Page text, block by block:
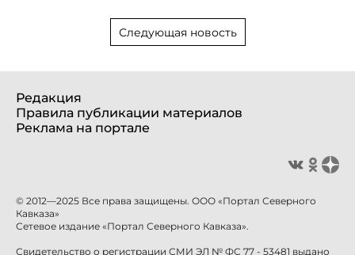
Следующая новость
Редакция
Правила публикации материалов
Реклама на портале
© 2012—2025 Все права защищены. ООО «Портал Северного
Кавказа»
Сетевое издание «Портал Северного Кавказа».
Свидетельство о регистрации СМИ ЭЛ № ФС 77 - 53481 выдано